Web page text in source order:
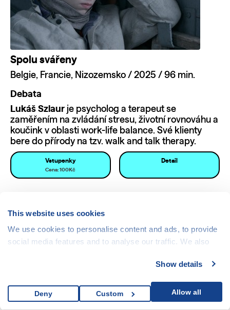
This website uses cookies
We use cookies to personalise content and ads, to provide
social media features and to analyse our traffic. We also
media, advertising and analytics partners who may
them or that they’ve collected from your use of their
services.
Show details
Allow all
Custom
Deny
Spolu svářeny
Belgie, Francie, Nizozemsko / 2025 / 96 min.
Debata
Lukáš Szlaur je psycholog a terapeut se
zaměřením na zvládání stresu, životní rovnováhu a
koučink v oblasti work-life balance. Své klienty
bere do přírody na tzv. walk and talk therapy.
Vstupenky
Cena: 100Kč
Detail
20. 4. 19:30
Matěje Kopeckého 675/21, Ostrava-Poruba